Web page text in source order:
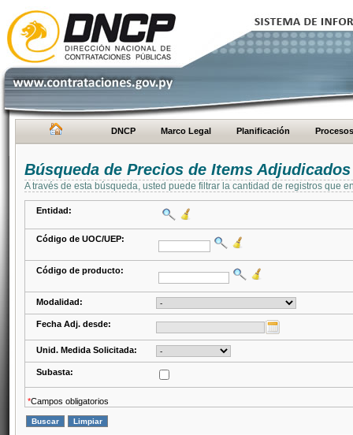
DNCP Marco Legal Planificación Procesos
Búsqueda de Precios de Items Adjudicados
A través de esta búsqueda, usted puede filtrar la cantidad de registros que
Entidad:
Código de UOC/UEP:
Código de producto:
Modalidad:
Fecha Adj. desde:
Unid. Medida Solicitada:
Subasta:
*Campos obligatorios